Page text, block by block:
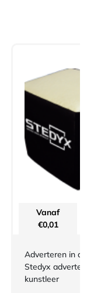
Vanaf
€0,01
Adverteren in
Stedyx
kunstleer